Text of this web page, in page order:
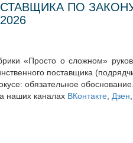
ПО
«Просто о сложном»
поставщика
обязательное обоснование.
наших каналах ВКонтакте, Дзен,